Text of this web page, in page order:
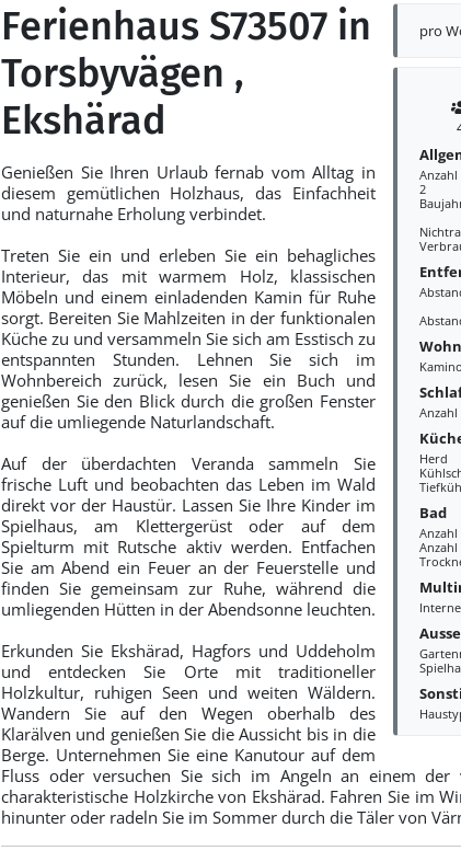
pro
Anzahl
2
Anzahl
Herd
Bad
Anzahl
Anzahl
Ferienhaus S73507 in
Torsbyvägen ,
Ekshärad
Genießen Sie Ihren Urlaub fernab vom Alltag in
diesem gemütlichen Holzhaus, das Einfachheit
und naturnahe Erholung verbindet.
Treten Sie ein und erleben Sie ein behagliches
Interieur, das mit warmem Holz, klassischen
Möbeln und einem einladenden Kamin für Ruhe
sorgt. Bereiten Sie Mahlzeiten in der funktionalen
Küche zu und versammeln Sie sich am Esstisch zu
entspannten Stunden. Lehnen Sie sich im
Wohnbereich zurück, lesen Sie ein Buch und
genießen Sie den Blick durch die großen Fenster
auf die umliegende Naturlandschaft.
Auf der überdachten Veranda sammeln Sie
frische Luft und beobachten das Leben im Wald
direkt vor der Haustür. Lassen Sie Ihre Kinder im
Spielhaus, am Klettergerüst oder auf dem
Spielturm mit Rutsche aktiv werden. Entfachen
Sie am Abend ein Feuer an der Feuerstelle und
finden Sie gemeinsam zur Ruhe, während die
umliegenden Hütten in der Abendsonne leuchten.
Erkunden Sie Ekshärad, Hagfors und Uddeholm
und entdecken Sie Orte mit traditioneller
Holzkultur, ruhigen Seen und weiten Wäldern.
Wandern Sie auf den Wegen oberhalb des
Klarälven und genießen Sie die Aussicht bis in die
Berge. Unternehmen Sie eine Kanutour auf dem
Fluss oder versuchen Sie sich im Angeln an einem der
charakteristische Holzkirche von Ekshärad. Fahren Sie im
hinunter oder radeln Sie im Sommer durch die Täler von